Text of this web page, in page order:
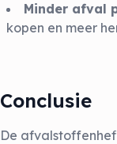
Minder afval
kopen en meer
Conclusie
De